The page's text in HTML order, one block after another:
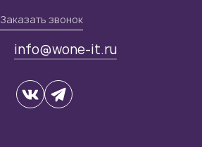
Заказать звонок
info@wone-it.ru